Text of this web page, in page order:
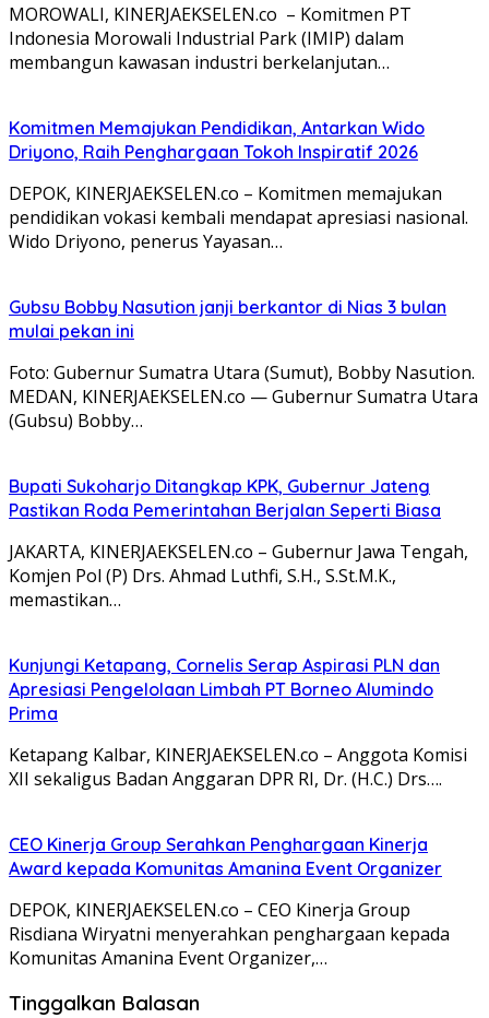
MOROWALI, KINERJAEKSELEN.co – Komitmen PT
Indonesia Morowali Industrial Park (IMIP) dalam
membangun kawasan industri berkelanjutan…
Komitmen Memajukan Pendidikan, Antarkan Wido
Driyono, Raih Penghargaan Tokoh Inspiratif 2026
DEPOK, KINERJAEKSELEN.co – Komitmen memajukan
pendidikan vokasi kembali mendapat apresiasi nasional.
Wido Driyono, penerus Yayasan…
Gubsu Bobby Nasution janji berkantor di Nias 3 bulan
mulai pekan ini
Foto: Gubernur Sumatra Utara (Sumut), Bobby Nasution.
MEDAN, KINERJAEKSELEN.co — Gubernur Sumatra Utara
(Gubsu) Bobby…
Bupati Sukoharjo Ditangkap KPK, Gubernur Jateng
Pastikan Roda Pemerintahan Berjalan Seperti Biasa
JAKARTA, KINERJAEKSELEN.co – Gubernur Jawa Tengah,
Komjen Pol (P) Drs. Ahmad Luthfi, S.H., S.St.M.K.,
memastikan…
Kunjungi Ketapang, Cornelis Serap Aspirasi PLN dan
Apresiasi Pengelolaan Limbah PT Borneo Alumindo
Prima
Ketapang Kalbar, KINERJAEKSELEN.co – Anggota Komisi
XII sekaligus Badan Anggaran DPR RI, Dr. (H.C.) Drs….
CEO Kinerja Group Serahkan Penghargaan Kinerja
Award kepada Komunitas Amanina Event Organizer
DEPOK, KINERJAEKSELEN.co – CEO Kinerja Group
Risdiana Wiryatni menyerahkan penghargaan kepada
Komunitas Amanina Event Organizer,…
Tinggalkan Balasan